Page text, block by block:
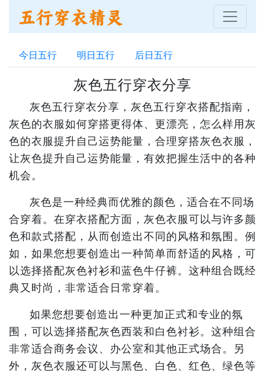
今日五行 明日五行 后日五行
灰色五行穿衣分享
灰色五行穿衣分享，灰色五行穿衣搭配指南，
灰色的衣服如何穿搭更得体、更漂亮，怎么样用灰
色的衣服提升自己运势能量，合理穿搭灰色衣服，
让灰色提升自己运势能量，有效把握生活中的各种
机会。
灰色是一种经典而优雅的颜色，适合在不同场
合穿着。在穿衣搭配方面，灰色衣服可以与许多颜
色和款式搭配，从而创造出不同的风格和氛围。例
如，如果您想要创造出一种简单而舒适的风格，可
以选择搭配灰色衬衫和蓝色牛仔裤。这种组合既经
典又时尚，非常适合日常穿着。
如果您想要创造出一种更加正式和专业的氛
围，可以选择搭配灰色西装和白色衬衫。这种组合
非常适合商务会议、办公室和其他正式场合。另
外，灰色衣服还可以与黑色、白色、红色、绿色等